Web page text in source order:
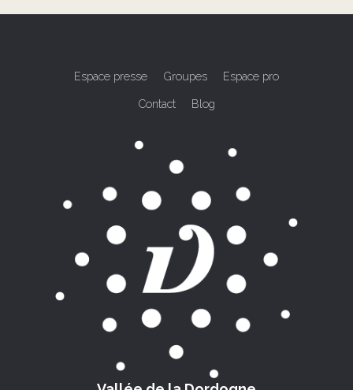
Espace presse Groupes Espace pro
Contact Blog